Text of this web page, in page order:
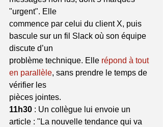
"urgent". Elle
commence par celui du client X, puis
bascule sur un fil Slack où son équipe
discute d’un
problème technique. Elle répond à tout
en parallèle, sans prendre le temps de
vérifier les
pièces jointes.
11h30 : Un collègue lui envoie un
article : "La nouvelle tendance qui va